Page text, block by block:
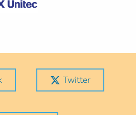
Twitter